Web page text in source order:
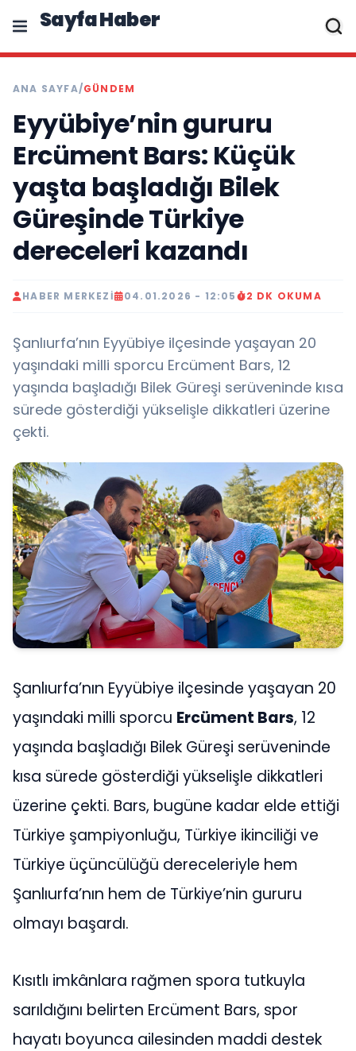
Sayfa Haber
ANA SAYFA/GÜNDEM
Eyyübiye’nin gururu
Ercüment Bars: Küçük
yaşta başladığı Bilek
Güreşinde Türkiye
dereceleri kazandı
HABER MERKEZI 04.01.2026 - 12:05 2 DK OKUMA
Şanlıurfa’nın Eyyübiye ilçesinde yaşayan 20
yaşındaki milli sporcu Ercüment Bars, 12
yaşında başladığı Bilek Güreşi serüveninde kısa
sürede gösterdiği yükselişle dikkatleri üzerine
çekti.
Şanlıurfa’nın Eyyübiye ilçesinde yaşayan 20
yaşındaki milli sporcu Ercüment Bars, 12
yaşında başladığı Bilek Güreşi serüveninde
kısa sürede gösterdiği yükselişle dikkatleri
üzerine çekti. Bars, bugüne kadar elde ettiği
Türkiye şampiyonluğu, Türkiye ikinciliği ve
Türkiye üçüncülüğü dereceleriyle hem
Şanlıurfa’nın hem de Türkiye’nin gururu
olmayı başardı.
Kısıtlı imkânlara rağmen spora tutkuyla
sarıldığını belirten Ercüment Bars, spor
hayatı boyunca ailesinden maddi destek